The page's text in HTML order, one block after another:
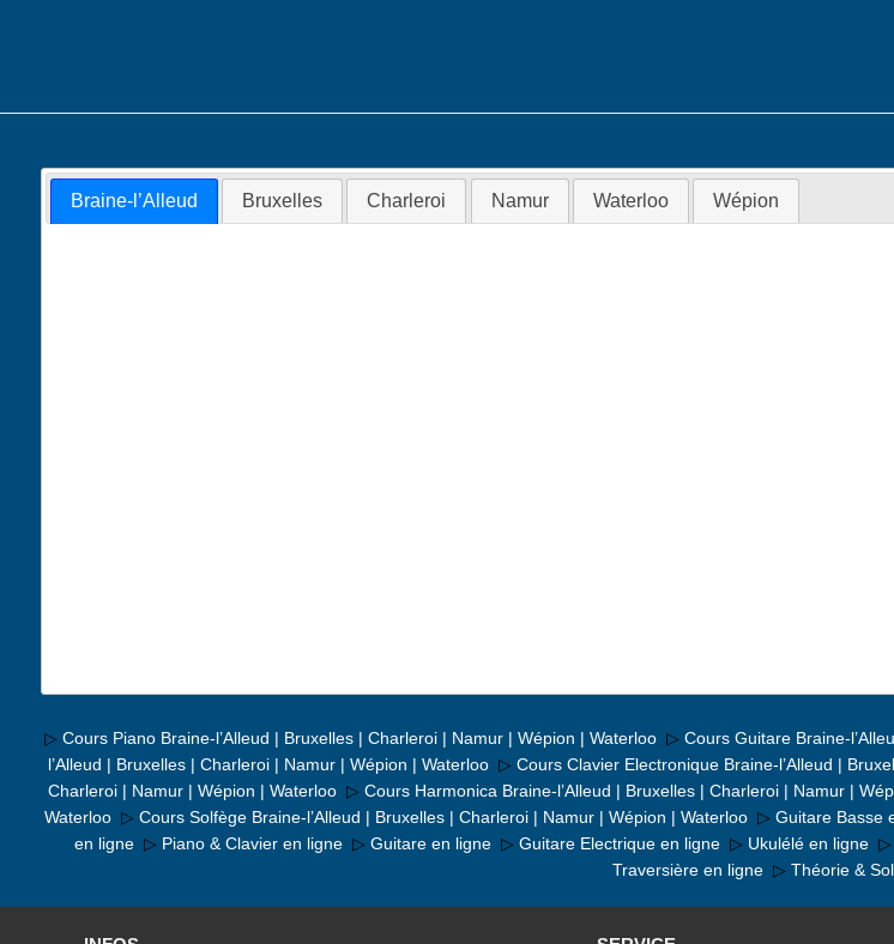
Braine-l’Alleud Bruxelles Charleroi Namur Waterloo Wépion
▷ Cours Piano Braine-l’Alleud | Bruxelles | Charleroi | Namur | Wépion | Waterloo▷ Cours Guitare Braine-
l’Alleud | Bruxelles | Charleroi | Namur | Wépion | Waterloo▷ Cours Clavier Electronique Braine-l’Alleud |
Charleroi | Namur | Wépion | Waterloo ▷Cours Harmonica Braine-l’Alleud | Bruxelles | Charleroi | Namur |
Waterloo ▷Cours Solfège Braine-l’Alleud | Bruxelles | Charleroi | Namur | Wépion | Waterloo ▷Guitare Basse
en ligne▷ Piano & Clavier en ligne▷ Guitare en ligne▷ Guitare Electrique en ligne▷ Ukulélé en ligne▷
Traversière en ligne ▷Théorie &